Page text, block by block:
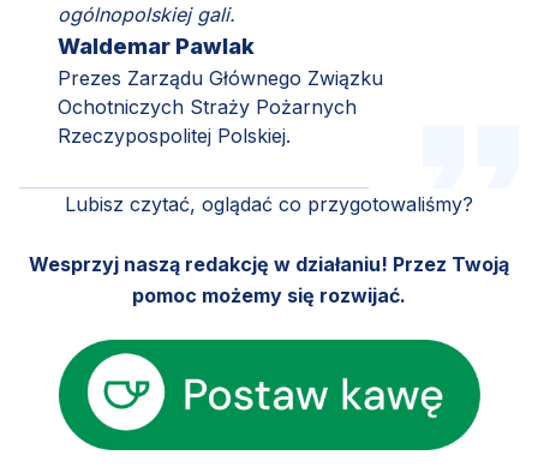
ogólnopolskiej gali.
Waldemar Pawlak
Prezes Zarządu Głównego Związku
Ochotniczych Straży Pożarnych
Rzeczypospolitej Polskiej.
Lubisz czytać, oglądać co przygotowaliśmy?
Wesprzyj naszą redakcję w działaniu! Przez Twoją
pomoc możemy się rozwijać.